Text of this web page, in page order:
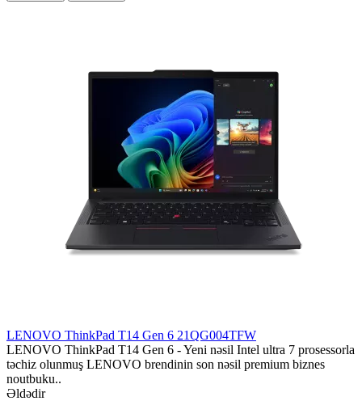
LENOVO ThinkPad T14 Gen 6 21QG004TFW
LENOVO ThinkPad T14 Gen 6 - Yeni nəsil Intel ultra 7 prosessorla
təchiz olunmuş LENOVO brendinin son nəsil premium biznes
noutbuku..
Əldədir